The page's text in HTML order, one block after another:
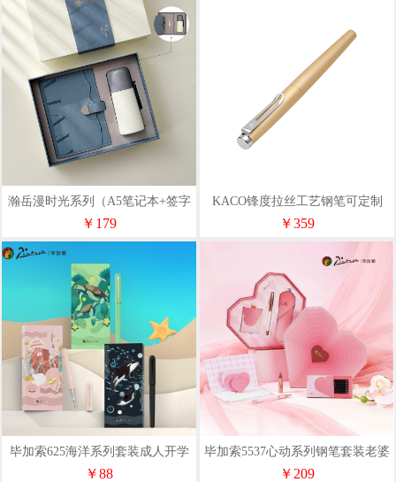
瀚岳漫时光系列（A5笔记本+签字
笔+U盘32G+保温杯）
￥179
KACO锋度拉丝工艺钢笔可定制
logo
￥359
毕加索625海洋系列套装成人开学
季生日礼物商务礼品
￥88
毕加索5537心动系列钢笔套装老婆
礼物送女友节日礼品办公
￥209